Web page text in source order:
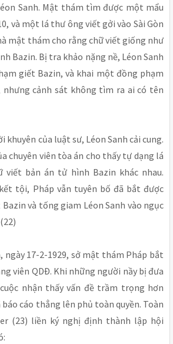
Sanh. Mật thám tìm được một mẩu
và một lá thư ông viết gởi vào Sài Gòn
mật thám cho rằng chữ viết giống như
Bazin. Bị tra khảo nặng nề, Léon Sanh
giết Bazin, và khai một đồng phạm
nhưng cảnh sát không tìm ra ai có tên
của luật sư, Léon Sanh cải cung.
chuyên viên tòa án cho thấy tự dạng lá
viết bản án tử hình Bazin khác nhau.
tội, Pháp vẫn tuyên bố đã bắt được
và tống giam Léon Sanh vào ngục
ngày 17-2-1929, sở mật thám Pháp bắt
viên QDÐ. Khi những người nầy bị đưa
nhận thấy vấn đề trầm trọng hơn
cáo thẳng lên phủ toàn quyền. Toàn
(23) liền ký nghị định thành lập hội